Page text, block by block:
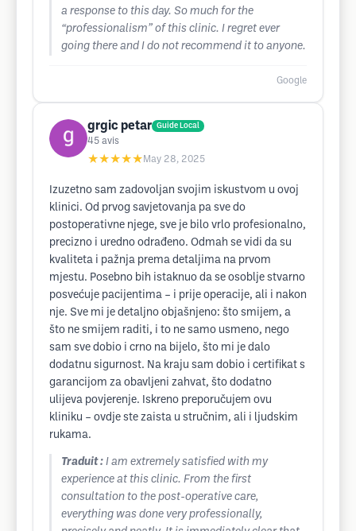
a response to this day. So much for the
“professionalism” of this clinic. I regret ever
going there and I do not recommend it to anyone.
Google
grgic petar Guide Local
45 avis
★★★★★ May 28, 2025
Izuzetno sam zadovoljan svojim iskustvom u ovoj
klinici. Od prvog savjetovanja pa sve do
postoperativne njege, sve je bilo vrlo profesionalno,
precizno i uredno odrađeno. Odmah se vidi da su
kvaliteta i pažnja prema detaljima na prvom
mjestu. Posebno bih istaknuo da se osoblje stvarno
posvećuje pacijentima – i prije operacije, ali i nakon
nje. Sve mi je detaljno objašnjeno: što smijem, a
što ne smijem raditi, i to ne samo usmeno, nego
sam sve dobio i crno na bijelo, što mi je dalo
dodatnu sigurnost. Na kraju sam dobio i certifikat s
garancijom za obavljeni zahvat, što dodatno
ulijeva povjerenje. Iskreno preporučujem ovu
kliniku – ovdje ste zaista u stručnim, ali i ljudskim
rukama.
Traduit : I am extremely satisfied with my
experience at this clinic. From the first
consultation to the post-operative care,
everything was done very professionally,